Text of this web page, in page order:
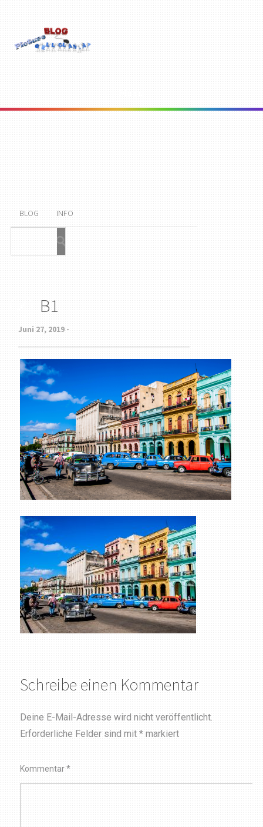
BLOG INFO
B1
Juni 27, 2019 -
Schreibe einen Kommentar
Deine E-Mail-Adresse wird nicht veröffentlicht.
Erforderliche Felder sind mit* markiert
Kommentar*